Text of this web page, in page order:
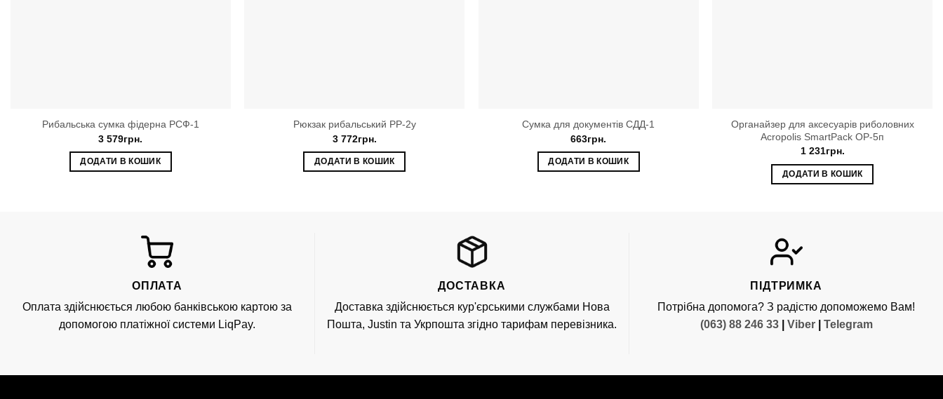
Рибальська сумка фідерна РСФ-1
3 579грн.
ДОДАТИ В КОШИК
Рюкзак рибальський РР-2у
3 772грн.
ДОДАТИ В КОШИК
Сумка для документів СДД-1
663грн.
ДОДАТИ В КОШИК
Органайзер для аксесуарів риболовних
Acropolis SmartPack ОР-5п
1 231грн.
ДОДАТИ В КОШИК
ОПЛАТА
Оплата здійснюється любою банківською картою за
допомогою платіжної системи LiqPay.
ДОСТАВКА
Доставка здійснюється кур'єрськими службами Нова
Пошта, Justin та Укрпошта згідно тарифам перевізника.
ПІДТРИМКА
Потрібна допомога? З радістю допоможемо Вам!
(063) 88 246 33| Viber| Telegram